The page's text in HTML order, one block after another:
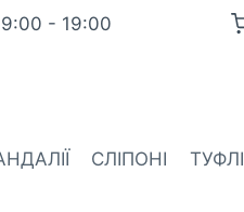
- 19:00
СЛІПОНІ ТУФЛІ